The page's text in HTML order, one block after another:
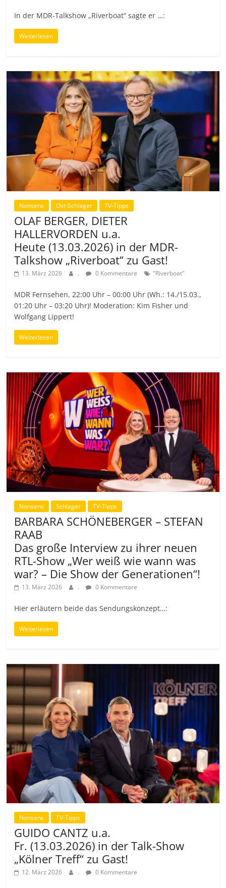
In der MDR-Talkshow „Riverboat“ sagte er …:
Weiterlesen
Nonsens Ost-Schlager TV-Tipps
OLAF BERGER, DIETER
HALLERVORDEN u.a.
Heute (13.03.2026) in der MDR-
Talkshow „Riverboat“ zu Gast!
13. März 2026 . 0 Kommentare "Riverboat"
MDR Fernsehen, 22:00 Uhr – 00:00 Uhr (Wh.: 14./15.03.,
01:20 Uhr – 03:20 Uhr)! Moderation: Kim Fisher und
Wolfgang Lippert!
Weiterlesen
Nonsens Schlager TV-Tipps
BARBARA SCHÖNEBERGER – STEFAN
RAAB
Das große Interview zu ihrer neuen
RTL-Show „Wer weiß wie wann was
war? – Die Show der Generationen“!
13. März 2026 . 0 Kommentare
Hier erläutern beide das Sendungskonzept…:
Weiterlesen
Nonsens TV-Tipps
GUIDO CANTZ u.a.
Fr. (13.03.2026) in der Talk-Show
„Kölner Treff“ zu Gast!
12. März 2026 . 0 Kommentare